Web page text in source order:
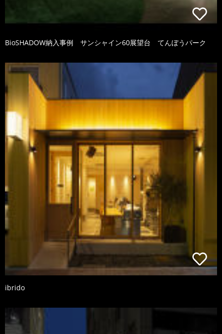
BioSHADOW納入事例 サンシャイン60展望台 てんぼうパーク
ibrido